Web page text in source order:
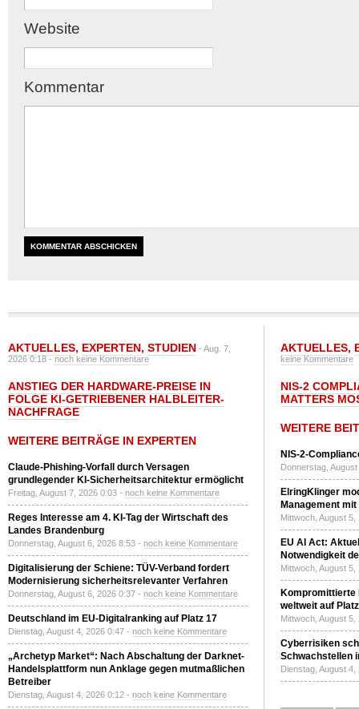
Website
Kommentar
AKTUELLES, EXPERTEN, STUDIEN - Aug. 7,
2026 0:18 -noch keine Kommentare
ANSTIEG DER HARDWARE-PREISE IN
FOLGE KI-GETRIEBENER HALBLEITER-
NACHFRAGE
WEITERE BEITRÄGE IN EXPERTEN
Claude-Phishing-Vorfall durch Versagen
grundlegender KI-Sicherheitsarchitektur ermöglicht
Freitag, August 7, 2026 0:03 - noch keine Kommentare
Reges Interesse am 4. KI-Tag der Wirtschaft des
Landes Brandenburg
Donnerstag, August 6, 2026 8:53 - noch keine Kommentare
Digitalisierung der Schiene: TÜV-Verband fordert
Modernisierung sicherheitsrelevanter Verfahren
Donnerstag, August 6, 2026 0:37 - noch keine Kommentare
Deutschland im EU-Digitalranking auf Platz 17
Dienstag, August 4, 2026 0:47 - noch keine Kommentare
„Archetyp Market“: Nach Abschaltung der Darknet-
Handelsplattform nun Anklage gegen mutmaßlichen
Betreiber
Dienstag, August 4, 2026 0:12 - noch keine Kommentare
AKTUELLES,
keine Kommentare
NIS-2
MATTERS
WEITERE
NIS-2-
Donnerstag,
ElringKlinger
Management
Mittwoch, August
EU AI Act:
Notwendigkeit
Mittwoch, August
Kompromittierte
weltweit auf
Mittwoch, August
Cyberrisiken
Schwachstellen
Dienstag, August